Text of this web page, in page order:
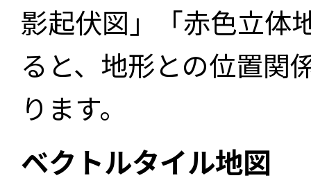
影起伏図」「赤色立体
ると、地形との位置関
ります。
ベクトルタイル地図